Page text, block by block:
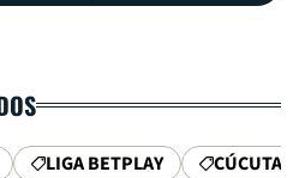
LIGA BETPLAY CÚCUTA